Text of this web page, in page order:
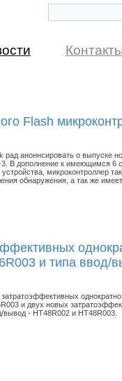
Flash
аноннсировать о выпуске
3. В дополнение к имеющимся
микроконтроллер
обнаружения, а так же
и типа ввод/
и двух новых
- HT48R002 и HT48R003.